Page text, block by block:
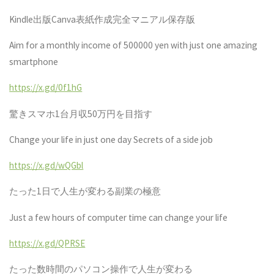
Kindle出版Canva表紙作成完全マニアル保存版
Aim for a monthly income of 500000 yen with just one amazing
smartphone
https://x.gd/0f1hG
驚きスマホ1台月収50万円を目指す
Change your life in just one day Secrets of a side job
https://x.gd/wQGbl
たった1日で人生が変わる副業の極意
Just a few hours of computer time can change your life
https://x.gd/QPRSE
たった数時間のパソコン操作で人生が変わる